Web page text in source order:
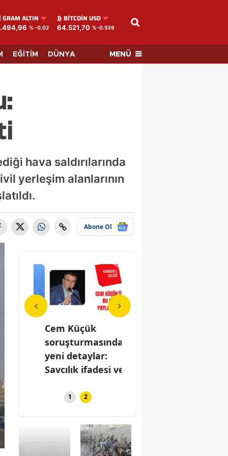
GRAM ALTIN
% -0,02
BITCOIN USD
64.521,70 %-0.539
EĞİTİM DÜNYA MENÜ
hava saldırılarında
yerleşim alanlarının
Abone Ol
Cem Küçük
soruşturmasında
yeni detaylar:
Savcılık ifadesi ve...
1 2